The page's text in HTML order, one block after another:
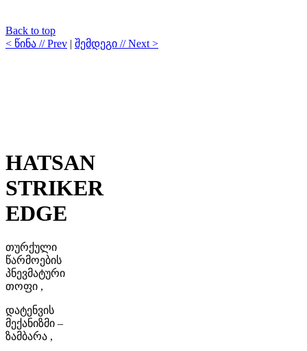
Back to top
< წინა // Prev | შემდეგი // Next >
HATSAN
STRIKER
EDGE
თურქული
წარმოების
პნევმატური
თოფი ,
დატენვის
მექანიზმი –
ზამბარა ,